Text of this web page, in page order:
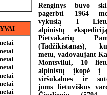
Renginys buvo
pagerbti 1964
vykusią I
alpinistų
Pietvakarių
(Tadžikistanas),
metu, vadovaujant
Montsvilui, 10
alpinistų įkopė į
viršukalnes ir
joms lietuviškus